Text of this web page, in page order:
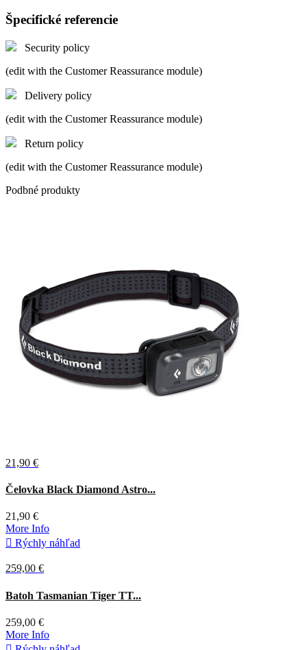
Špecifické referencie
Security policy
(edit with the Customer Reassurance module)
Delivery policy
(edit with the Customer Reassurance module)
Return policy
(edit with the Customer Reassurance module)
Podbné produkty
21,90 €
Sivá
Čelovka Black Diamond Astro...
21,90 €
More Info
 Rýchly náhľad
259,00 €
Čierna
Batoh Tasmanian Tiger TT...
259,00 €
More Info